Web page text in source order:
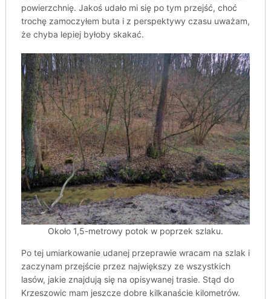
powierzchnię. Jakoś udało mi się po tym przejść, choć
trochę zamoczyłem buta i z perspektywy czasu uważam,
że chyba lepiej byłoby skakać.
Około 1,5-metrowy potok w poprzek szlaku.
Po tej umiarkowanie udanej przeprawie wracam na szlak i
zaczynam przejście przez największy ze wszystkich
lasów, jakie znajdują się na opisywanej trasie. Stąd do
Krzeszowic mam jeszcze dobre kilkanaście kilometrów.